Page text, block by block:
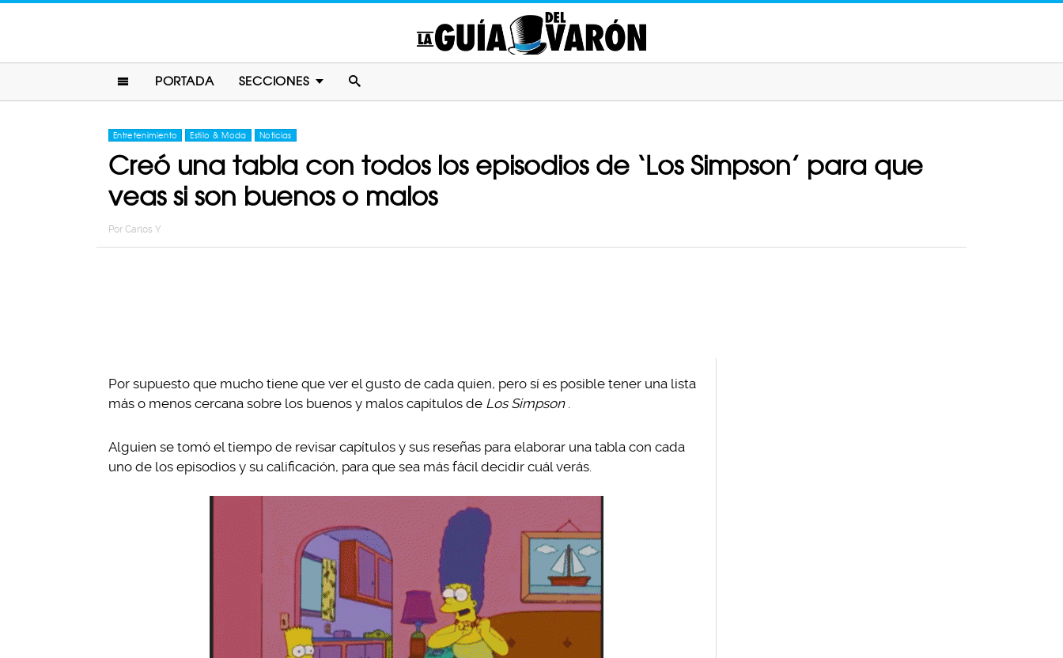
PORTADA SECCIONES
Entretenimiento Estilo & Moda Noticias
Creó una tabla con todos los episodios de ‘Los Simpson’ para que
veas si son buenos o malos
Por Carlos Y
Por supuesto que mucho tiene que ver el gusto de cada quien, pero sí es posible tener una lista
más o menos cercana sobre los buenos y malos capítulos de Los Simpson .
Alguien se tomó el tiempo de revisar capítulos y sus reseñas para elaborar una tabla con cada
uno de los episodios y su calificación, para que sea más fácil decidir cuál verás.